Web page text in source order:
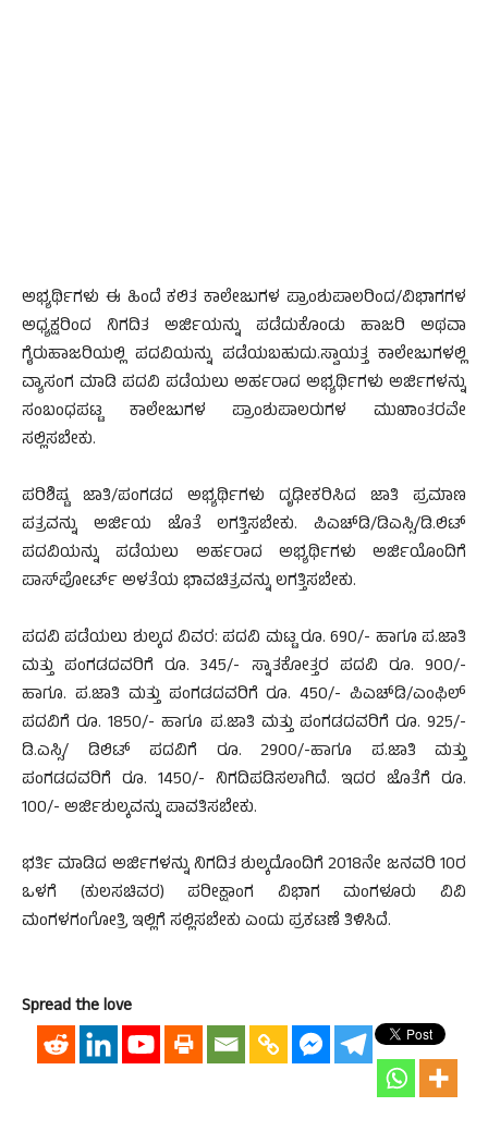
ಅಭ್ಯರ್ಥಿಗಳು ಈ ಹಿಂದೆ ಕಲಿತ ಕಾಲೇಜುಗಳ ಪ್ರಾಂಶುಪಾಲರಿಂದ/ವಿಭಾಗಗಳ
ಅಧ್ಯಕ್ಷರಿಂದ ನಿಗದಿತ ಅರ್ಜಿಯನ್ನು ಪಡೆದುಕೊಂಡು ಹಾಜರಿ ಅಥವಾ
ಗೈರುಹಾಜರಿಯಲ್ಲಿ ಪದವಿಯನ್ನು ಪಡೆಯಬಹುದು.ಸ್ವಾಯತ್ತ ಕಾಲೇಜುಗಳಲ್ಲಿ
ವ್ಯಾಸಂಗ ಮಾಡಿ ಪದವಿ ಪಡೆಯಲು ಅರ್ಹರಾದ ಅಭ್ಯರ್ಥಿಗಳು ಅರ್ಜಿಗಳನ್ನು
ಸಂಬಂಧಪಟ್ಟ ಕಾಲೇಜುಗಳ ಪ್ರಾಂಶುಪಾಲರುಗಳ ಮುಖಾಂತರವೇ
ಸಲ್ಲಿಸಬೇಕು.
ಪರಿಶಿಷ್ಟ ಜಾತಿ/ಪಂಗಡದ ಅಭ್ಯರ್ಥಿಗಳು ದೃಢೀಕರಿಸಿದ ಜಾತಿ ಪ್ರಮಾಣ
ಪತ್ರವನ್ನು ಅರ್ಜಿಯ ಜೊತೆ ಲಗತ್ತಿಸಬೇಕು. ಪಿಎಚ್‍ಡಿ/ಡಿಎಸ್ಸಿ/ಡಿ.ಲಿಟ್
ಪದವಿಯನ್ನು ಪಡೆಯಲು ಅರ್ಹರಾದ ಅಭ್ಯರ್ಥಿಗಳು ಅರ್ಜಿಯೊಂದಿಗೆ
ಪಾಸ್‍ಪೋರ್ಟ್ ಅಳತೆಯ ಭಾವಚಿತ್ರವನ್ನು ಲಗತ್ತಿಸಬೇಕು.
ಪದವಿ ಪಡೆಯಲು ಶುಲ್ಕದ ವಿವರ: ಪದವಿ ಮಟ್ಟ ರೂ. 690/- ಹಾಗೂ ಪ.ಜಾತಿ
ಮತ್ತು ಪಂಗಡದವರಿಗೆ ರೂ. 345/- ಸ್ನಾತಕೋತ್ತರ ಪದವಿ ರೂ. 900/-
ಹಾಗೂ. ಪ.ಜಾತಿ ಮತ್ತು ಪಂಗಡದವರಿಗೆ ರೂ. 450/- ಪಿಎಚ್‍ಡಿ/ಎಂಫಿಲ್
ಪದವಿಗೆ ರೂ. 1850/- ಹಾಗೂ ಪ.ಜಾತಿ ಮತ್ತು ಪಂಗಡದವರಿಗೆ ರೂ. 925/-
ಡಿ.ಎಸ್ಸಿ/ ಡಿಲಿಟ್ ಪದವಿಗೆ ರೂ. 2900/-ಹಾಗೂ ಪ.ಜಾತಿ ಮತ್ತು
ಪಂಗಡದವರಿಗೆ ರೂ. 1450/- ನಿಗದಿಪಡಿಸಲಾಗಿದೆ. ಇದರ ಜೊತೆಗೆ ರೂ.
100/- ಅರ್ಜಿಶುಲ್ಕವನ್ನು ಪಾವತಿಸಬೇಕು.
ಭರ್ತಿ ಮಾಡಿದ ಅರ್ಜಿಗಳನ್ನು ನಿಗದಿತ ಶುಲ್ಕದೊಂದಿಗೆ 2018ನೇ ಜನವರಿ 10ರ
ಒಳಗೆ (ಕುಲಸಚಿವರ) ಪರೀಕ್ಷಾಂಗ ವಿಭಾಗ ಮಂಗಳೂರು ವಿವಿ
ಮಂಗಳಗಂಗೋತ್ರಿ ಇಲ್ಲಿಗೆ ಸಲ್ಲಿಸಬೇಕು ಎಂದು ಪ್ರಕಟಣೆ ತಿಳಿಸಿದೆ.
Spread the love